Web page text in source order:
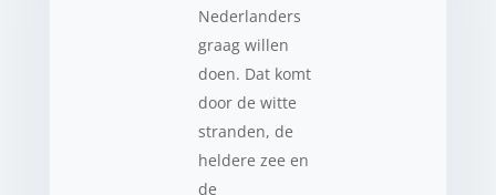
Nederlanders
graag willen
doen. Dat komt
door de witte
stranden, de
heldere zee en
de